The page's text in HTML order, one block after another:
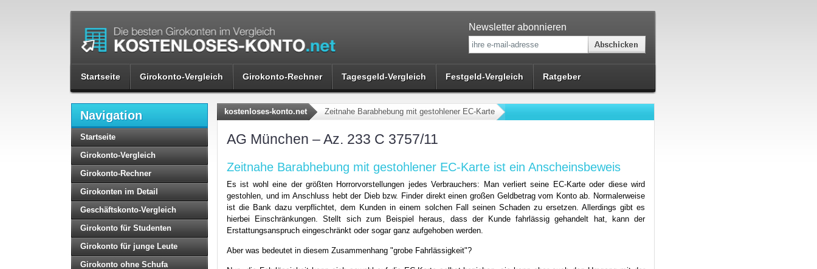
Startseite Girokonto-Vergleich Girokonto-Rechner Tagesgeld-Vergleich Festgeld-Vergleich Ratgeber
Newsletter abonnieren
kostenloses-konto.net Zeitnahe Barabhebung mit gestohlener EC-Karte
AG München – Az. 233 C 3757/11
Zeitnahe Barabhebung mit gestohlener EC-Karte ist ein Anscheinsbeweis
Es ist wohl eine der größten Horrorvorstellungen jedes Verbrauchers: Man verliert seine EC-Karte oder diese wird
gestohlen, und im Anschluss hebt der Dieb bzw. Finder direkt einen großen Geldbetrag vom Konto ab. Normalerweise
ist die Bank dazu verpflichtet, dem Kunden in einem solchen Fall seinen Schaden zu ersetzen. Allerdings gibt es
hierbei Einschränkungen. Stellt sich zum Beispiel heraus, dass der Kunde fahrlässig gehandelt hat, kann der
Erstattungsanspruch eingeschränkt oder sogar ganz aufgehoben werden.
Aber was bedeutet in diesem Zusammenhang "grobe Fahrlässigkeit"?
Navigation
Startseite
Girokonto-Vergleich
Girokonto-Rechner
Girokonten im Detail
Geschäftskonto-Vergleich
Girokonto für Studenten
Girokonto für junge Leute
Girokonto ohne Schufa